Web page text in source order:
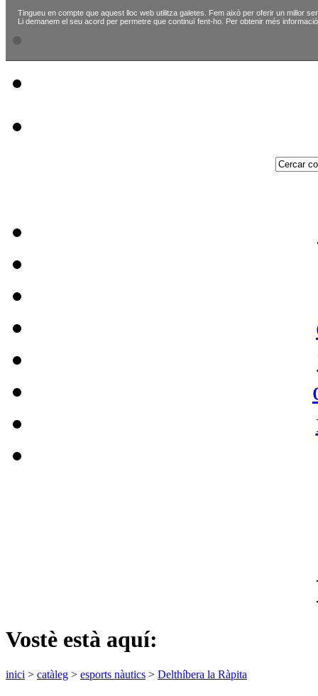
Tingueu en compte que aquest lloc web utilitza galetes. Fem això per oferir un millor
Li demanem el seu acord per permetre que continuï fent-ho. Per obtenir més
Vostè està aquí:
inici > catàleg > esports nàutics > Delthíbera la Ràpita